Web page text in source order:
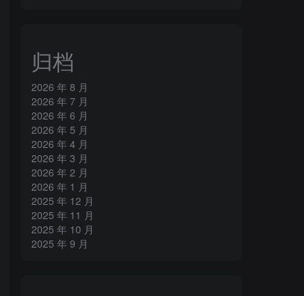
归档
2026 年 8 月
2026 年 7 月
2026 年 6 月
2026 年 5 月
2026 年 4 月
2026 年 3 月
2026 年 2 月
2026 年 1 月
2025 年 12 月
2025 年 11 月
2025 年 10 月
2025 年 9 月